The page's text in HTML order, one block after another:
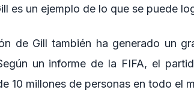
es un ejemplo de lo que se puede
de Gill también ha generado un
un informe de la FIFA, el
10 millones de personas en todo el